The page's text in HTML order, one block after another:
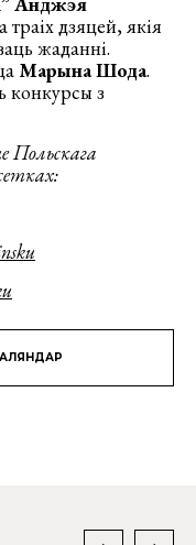
траіх дзяцей, якія
жаданні.
Марына Шода.
конкурсы з
Польскага